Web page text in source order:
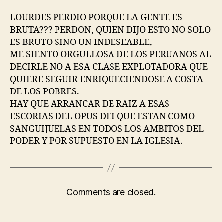
LOURDES PERDIO PORQUE LA GENTE ES
BRUTA??? PERDON, QUIEN DIJO ESTO NO SOLO
ES BRUTO SINO UN INDESEABLE,
ME SIENTO ORGULLOSA DE LOS PERUANOS AL
DECIRLE NO A ESA CLASE EXPLOTADORA QUE
QUIERE SEGUIR ENRIQUECIENDOSE A COSTA
DE LOS POBRES.
HAY QUE ARRANCAR DE RAIZ A ESAS
ESCORIAS DEL OPUS DEI QUE ESTAN COMO
SANGUIJUELAS EN TODOS LOS AMBITOS DEL
PODER Y POR SUPUESTO EN LA IGLESIA.
Comments are closed.